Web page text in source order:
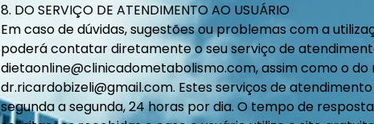
8. DO SERVIÇO DE ATENDIMENTO AO USUÁRIO
Em caso de dúvidas, sugestões ou problemas com a
poderá contatar diretamente o seu serviço de
dietaonline@clinicadometabolismo.com, assim como o
dr.ricardobizeli@gmail.com. Estes serviços de
segunda a segunda, 24 horas por dia. O tempo de